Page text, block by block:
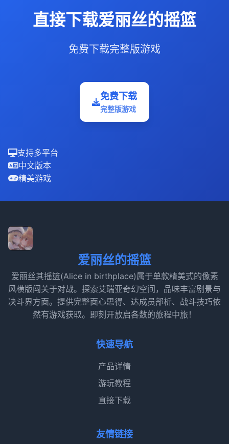
直接下载爱丽丝的摇篮
免费下载完整版游戏
免费下载
完整版游戏
支持多平台
中文版本
精美游戏
爱丽丝的摇篮
爱丽丝其摇篮(Alice in birthplace)属于单款精美式的像素
风横版闯关于对战。探索艾瑞亚奇幻空间，品味丰富剧景与
决斗界方面。提供完整面心思得、达成员部析、战斗技巧依
然有游戏获取。即刻开放启各数的旅程中旅！
快速导航
产品详情
游玩教程
直接下载
友情链接